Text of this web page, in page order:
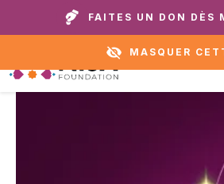
Appelez notre domicile ou notre
d'assistance :
FAITES UN DON DÈS
MASQUER